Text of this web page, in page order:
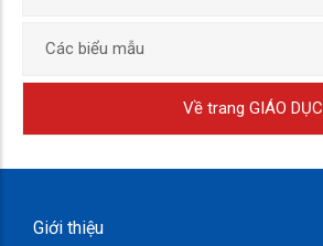
Các biểu mẫu
Về trang GIÁO DỤC
Giới thiệu